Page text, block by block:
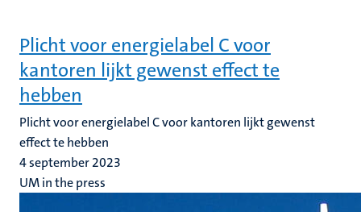
Plicht voor energielabel C voor
kantoren lijkt gewenst effect te
hebben
Plicht voor energielabel C voor kantoren lijkt gewenst
effect te hebben
4 september 2023
UM in the press